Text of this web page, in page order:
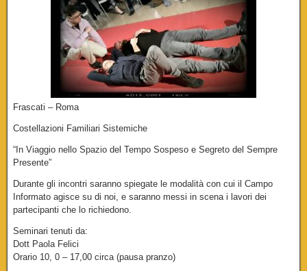
Frascati – Roma
Costellazioni Familiari Sistemiche
“In Viaggio nello Spazio del Tempo Sospeso e Segreto del Sempre
Presente”
Durante gli incontri saranno spiegate le modalità con cui il Campo
Informato agisce su di noi, e saranno messi in scena i lavori dei
partecipanti che lo richiedono.
Seminari tenuti da:
Dott Paola Felici
Orario 10, 0 – 17,00 circa (pausa pranzo)